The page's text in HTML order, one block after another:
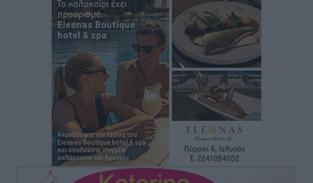
Άρης Αρχαγγέλου: Στο πλευρό του άτυχου Ιάκωβου
Αθλητικά• πριν 6 ώρες
Φοίβος: Η μεγάλη επιστροφή του Μπρένο Σαλβατιέρα
πριν 6 ώρες
Κλεάνθης: Έτοιμες οι κάρτες διαρκείας της νέας
σεζόν